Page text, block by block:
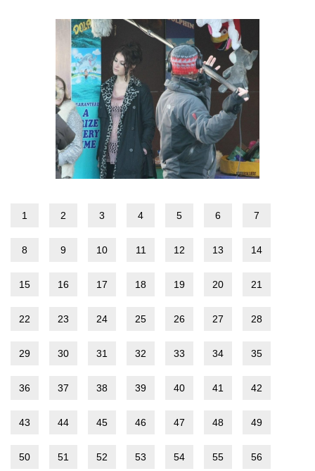
1 2 3 4 5 6 7
8 9 10 11 12 13 14
15 16 17 18 19 20 21
22 23 24 25 26 27 28
29 30 31 32 33 34 35
36 37 38 39 40 41 42
43 44 45 46 47 48 49
50 51 52 53 54 55 56